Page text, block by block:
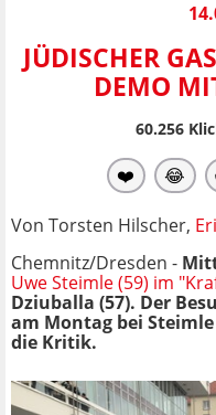
JÜDISCHER
DEMO
60.256
❤️ 😂
Von Torsten Hilscher,
Chemnitz/Dresden -
Uwe Steimle (59) im
Dziuballa (57). Der
am Montag bei
die Kritik.